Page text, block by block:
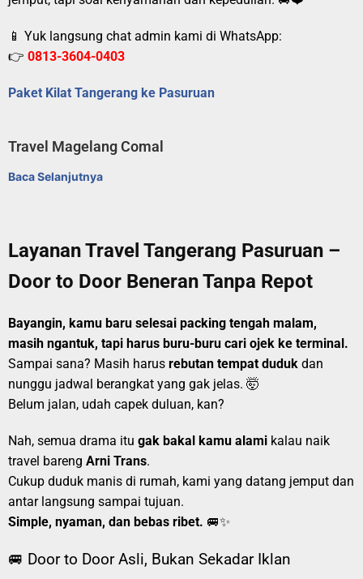
📱 Yuk langsung chat admin kami di WhatsApp:
👉 0813-3604-0403
Paket Kilat Tangerang ke Pasuruan
Travel Magelang Comal
Baca Selanjutnya
Layanan Travel Tangerang Pasuruan –
Door to Door Beneran Tanpa Repot
Bayangin, kamu baru selesai packing tengah malam,
masih ngantuk, tapi harus buru-buru cari ojek ke terminal.
Sampai sana? Masih harus rebutan tempat duduk dan
nunggu jadwal berangkat yang gak jelas. 🤯
Belum jalan, udah capek duluan, kan?
Nah, semua drama itu gak bakal kamu alami kalau naik
travel bareng Arni Trans.
Cukup duduk manis di rumah, kami yang datang jemput dan
antar langsung sampai tujuan.
Simple, nyaman, dan bebas ribet. 🚐✨
🚐 Door to Door Asli, Bukan Sekadar Iklan